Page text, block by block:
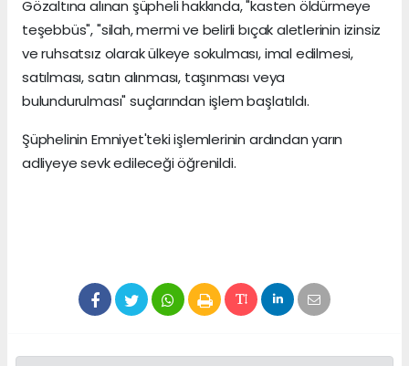
Gözaltına alınan şüpheli hakkında, "kasten öldürmeye
teşebbüs", "silah, mermi ve belirli bıçak aletlerinin izinsiz
ve ruhsatsız olarak ülkeye sokulması, imal edilmesi,
satılması, satın alınması, taşınması veya
bulundurulması" suçlarından işlem başlatıldı.
Şüphelinin Emniyet'teki işlemlerinin ardından yarın
adliyeye sevk edileceği öğrenildi.